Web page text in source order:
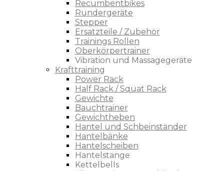
Recumbentbikes
Rundergeräte
Stepper
Ersatzteile / Zubehör
Trainings Rollen
Oberkörpertrainer
Vibration und Massagegeräte
Krafttraining
Power Rack
Half Rack / Squat Rack
Gewichte
Bauchtrainer
Gewichtheben
Hantel und Schbeinständer
Hantelbänke
Hantelscheiben
Hantelstange
Kettelbells